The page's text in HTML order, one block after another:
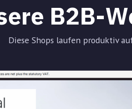
B2B-
Diese Shops laufen produktiv